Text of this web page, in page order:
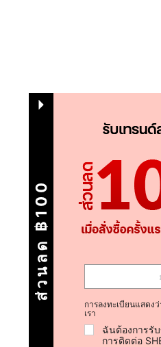
รวม 1 หน้า
ส่วนลด ฿100
การลงทะเบียนแสดง
เรา
ฉันต้องการรั
การติดต่อ